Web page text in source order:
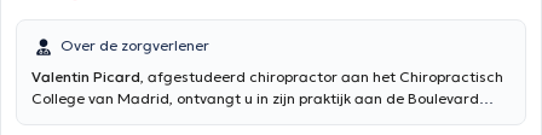
Over de zorgverlener
Valentin Picard, afgestudeerd chiropractor aan het Chiropractisch
College van Madrid, ontvangt u in zijn praktijk aan de Boulevard